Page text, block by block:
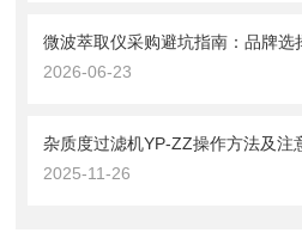
2026-06-23
杂质度过滤机YP-ZZ操作方法及注
2025-11-26